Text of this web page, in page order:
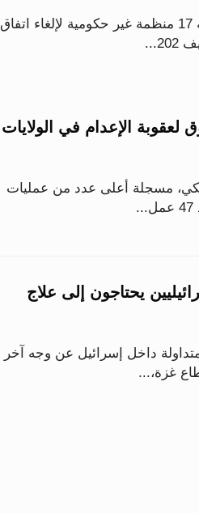
رفض مجلس الدولة الفرنسي طلبًا تقدّمت به 17 منظمة غير حكومية لإلغاء اتفاق
غير مسبوق لعقوبة الإعدام في الولايات
مسجلة أعلى عدد من عمليات
32% من الإسرائيليين يحتاجون إلى علاج
الأرقام المتداولة داخل إسرائيل عن وجه آخر
غزة،...